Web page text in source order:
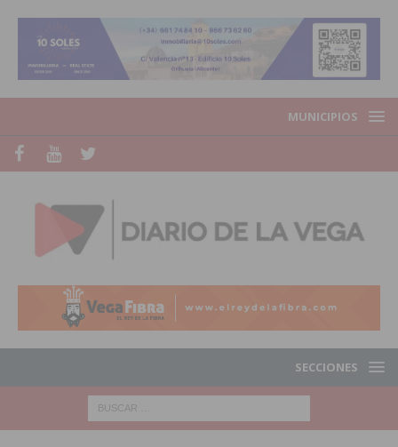
MUNICIPIOS
SECCIONES